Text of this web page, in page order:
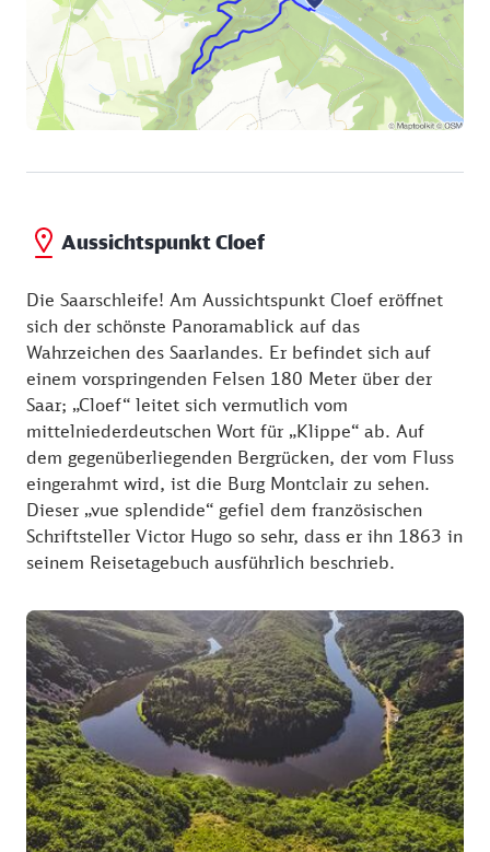
Aussichtspunkt Cloef
Die Saarschleife! Am Aussichtspunkt Cloef eröffnet
sich der schönste Panoramablick auf das
Wahrzeichen des Saarlandes. Er befindet sich auf
einem vorspringenden Felsen 180 Meter über der
Saar; „Cloef“ leitet sich vermutlich vom
mittelniederdeutschen Wort für „Klippe“ ab. Auf
dem gegenüberliegenden Bergrücken, der vom Fluss
eingerahmt wird, ist die Burg Montclair zu sehen.
Dieser „vue splendide“ gefiel dem französischen
Schriftsteller Victor Hugo so sehr, dass er ihn 1863 in
seinem Reisetagebuch ausführlich beschrieb.